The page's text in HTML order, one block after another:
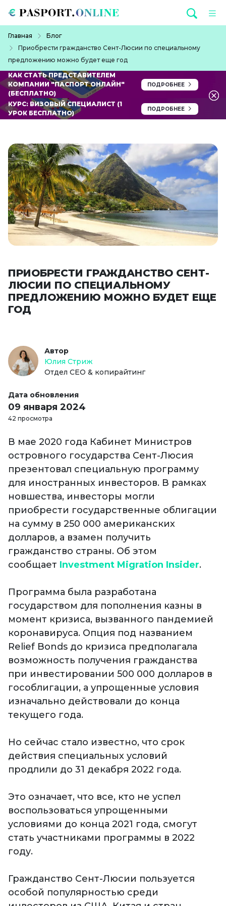
Главная
Блог
Приобрести гражданство Сент-Люсии по специальному
предложению можно будет еще год
КАК СТАТЬ ПРЕДСТАВИТЕЛЕМ
КОМПАНИИ "ПАСПОРТ ОНЛАЙН"
(БЕСПЛАТНО)
ПОДРОБНЕЕ
КУРС: ВИЗОВЫЙ СПЕЦИАЛИСТ (1
УРОК БЕСПЛАТНО)
ПОДРОБНЕЕ
ПРИОБРЕСТИ ГРАЖДАНСТВО СЕНТ-
ЛЮСИИ ПО СПЕЦИАЛЬНОМУ
ПРЕДЛОЖЕНИЮ МОЖНО БУДЕТ ЕЩЕ
ГОД
Автор
Юлия Стриж
Отдел СЕО & копирайтинг
Дата обновления
09 января 2024
42 просмотра
В мае 2020 года Кабинет Министров
островного государства Сент-Люсия
презентовал специальную программу
для иностранных инвесторов. В рамках
новшества, инвесторы могли
приобрести государственные облигации
на сумму в 250 000 американских
долларов, а взамен получить
гражданство страны. Об этом
сообщает Investment Migration Insider.
Программа была разработана
государством для пополнения казны в
момент кризиса, вызванного пандемией
коронавируса. Опция под названием
Relief Bonds до кризиса предполагала
возможность получения гражданства
при инвестировании 500 000 долларов в
гособлигации, а упрощенные условия
изначально действовали до конца
текущего года.
Но сейчас стало известно, что срок
действия специальных условий
продлили до 31 декабря 2022 года.
Это означает, что все, кто не успел
воспользоваться упрощенными
условиями до конца 2021 года, смогут
стать участниками программы в 2022
году.
Гражданство Сент-Люсии пользуется
особой популярностью среди